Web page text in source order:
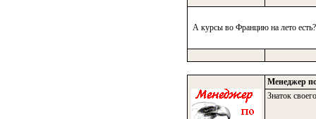
А курсы во Францию на лето
Менеджер
Знаток